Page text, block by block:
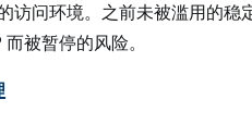
访问环境。之前未被滥用的稳
被暂停的风险。